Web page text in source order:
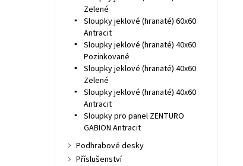
Zelené
Sloupky jeklové (hranaté) 60x60
Antracit
Sloupky jeklové (hranaté) 40x60
Pozinkované
Sloupky jeklové (hranaté) 40x60
Zelené
Sloupky jeklové (hranaté) 40x60
Antracit
Sloupky pro panel ZENTURO
GABION Antracit
Podhrabové desky
Příslušenství